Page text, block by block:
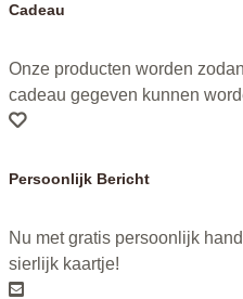
Cadeau
Onze producten worden
cadeau gegeven kunnen
Persoonlijk Bericht
Nu met gratis persoonlijk
sierlijk kaartje!